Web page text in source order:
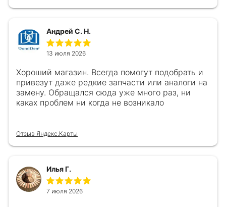
Андрей С. Н.
13 июля 2026
Хороший магазин. Всегда помогут подобрать и
привезут даже редкие запчасти или аналоги на
замену. Обращался сюда уже много раз, ни
каках проблем ни когда не возникало
Отзыв Яндекс.Карты
Илья Г.
7 июля 2026